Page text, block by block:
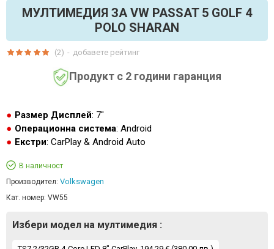
МУЛТИМЕДИЯ ЗА VW PASSAT 5 GOLF 4
POLO SHARAN
Продукт с 2 години гаранция
Размер Дисплей: 7"
Операционна система: Android
Екстри: CarPlay & Android Auto
В наличност
Производител: Volkswagen
Кат. номер: VW55
(2) - добавете рейтинг
Избери модел на мултимедия :